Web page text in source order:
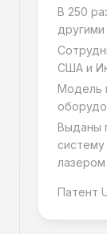
В 250
США и
Модель
Выданы
Патент